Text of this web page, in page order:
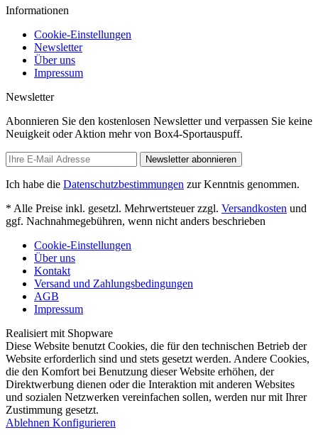
Informationen
Cookie-Einstellungen
Newsletter
Über uns
Impressum
Newsletter
Abonnieren Sie den kostenlosen Newsletter und verpassen Sie keine
Neuigkeit oder Aktion mehr von Box4-Sportauspuff.
Newsletter abonnieren
Ich habe die Datenschutzbestimmungen zur Kenntnis genommen.
* Alle Preise inkl. gesetzl. Mehrwertsteuer zzgl. Versandkosten und
ggf. Nachnahmegebühren, wenn nicht anders beschrieben
Cookie-Einstellungen
Über uns
Kontakt
Versand und Zahlungsbedingungen
AGB
Impressum
Realisiert mit Shopware
Diese Website benutzt Cookies, die für den technischen Betrieb der
Website erforderlich sind und stets gesetzt werden. Andere Cookies,
die den Komfort bei Benutzung dieser Website erhöhen, der
Direktwerbung dienen oder die Interaktion mit anderen Websites
und sozialen Netzwerken vereinfachen sollen, werden nur mit Ihrer
Zustimmung gesetzt.
Ablehnen Konfigurieren